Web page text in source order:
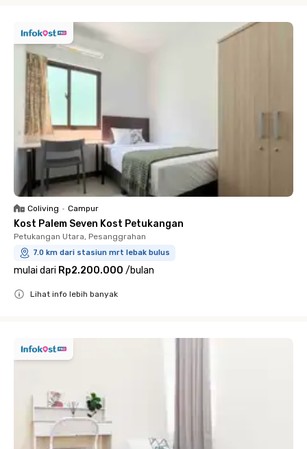
Coliving • Campur
Kost Palem Seven Kost Petukangan
Petukangan Utara, Pesanggrahan
7.0 km dari stasiun mrt lebak bulus
mulai dari Rp2.200.000 /bulan
Lihat info lebih banyak